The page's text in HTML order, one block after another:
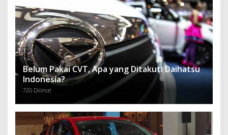
Belum Pakai CVT, Apa yang Ditakuti Daihatsu
Indonesia?
720 Dilihat